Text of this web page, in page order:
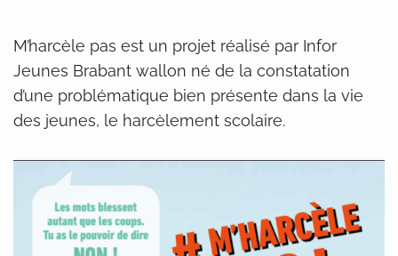
M’harcèle pas est un projet réalisé par Infor
Jeunes Brabant wallon né de la constatation
d’une problématique bien présente dans la vie
des jeunes, le harcèlement scolaire.